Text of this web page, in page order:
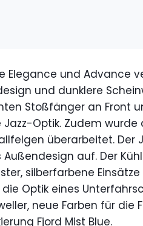
Elegance und Advance
und dunklere
Stoßfänger an Front
Optik. Zudem wurde
überarbeitet. Der
Außendesign auf. Der
silberfarbene
Optik eines
neue Farben für die
Fjord Mist Blue.